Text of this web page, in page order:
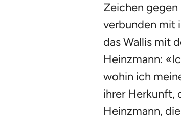
Zeichen
verbunden mit
das Wallis mit
Heinzmann:
wohin ich
ihrer Herkunft,
Heinzmann,